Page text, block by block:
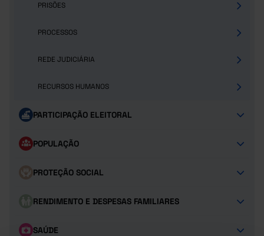
PRISÕES
PROCESSOS
REDE JUDICIÁRIA
RECURSOS HUMANOS
PARTICIPAÇÃO ELEITORAL
POPULAÇÃO
PROTEÇÃO SOCIAL
RENDIMENTO E DESPESAS FAMILIARES
SAÚDE